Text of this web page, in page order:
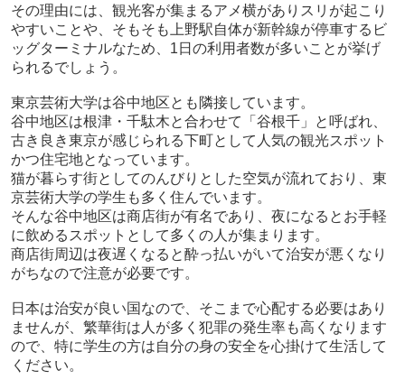
その理由には、観光客が集まるアメ横がありスリが起こり
やすいことや、そもそも上野駅自体が新幹線が停車するビ
ッグターミナルなため、1日の利用者数が多いことが挙げ
られるでしょう。
東京芸術大学は谷中地区とも隣接しています。
谷中地区は根津・千駄木と合わせて「谷根千」と呼ばれ、
古き良き東京が感じられる下町として人気の観光スポット
かつ住宅地となっています。
猫が暮らす街としてのんびりとした空気が流れており、東
京芸術大学の学生も多く住んでいます。
そんな谷中地区は商店街が有名であり、夜になるとお手軽
に飲めるスポットとして多くの人が集まります。
商店街周辺は夜遅くなると酔っ払いがいて治安が悪くなり
がちなので注意が必要です。
日本は治安が良い国なので、そこまで心配する必要はあり
ませんが、繁華街は人が多く犯罪の発生率も高くなります
ので、特に学生の方は自分の身の安全を心掛けて生活して
ください。